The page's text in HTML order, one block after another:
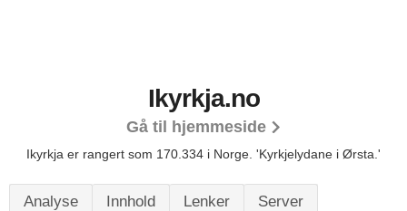
Ikyrkja.no
Gå til hjemmeside
Ikyrkja er rangert som 170.334 i Norge. 'Kyrkjelydane i Ørsta.'
Analyse Innhold Lenker Server